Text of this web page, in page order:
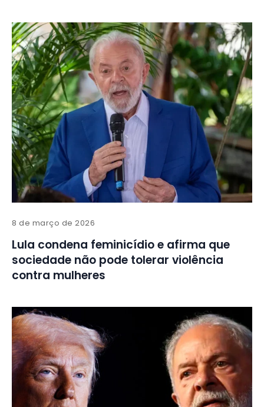
8 de março de 2026
Lula condena feminicídio e afirma que
sociedade não pode tolerar violência
contra mulheres